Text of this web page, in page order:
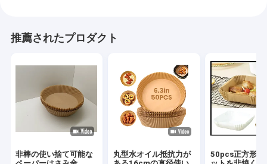
推薦されたプロダクト
非棒の使い捨て可能な
丸型水オイル抵抗力が
50pcs正方形の